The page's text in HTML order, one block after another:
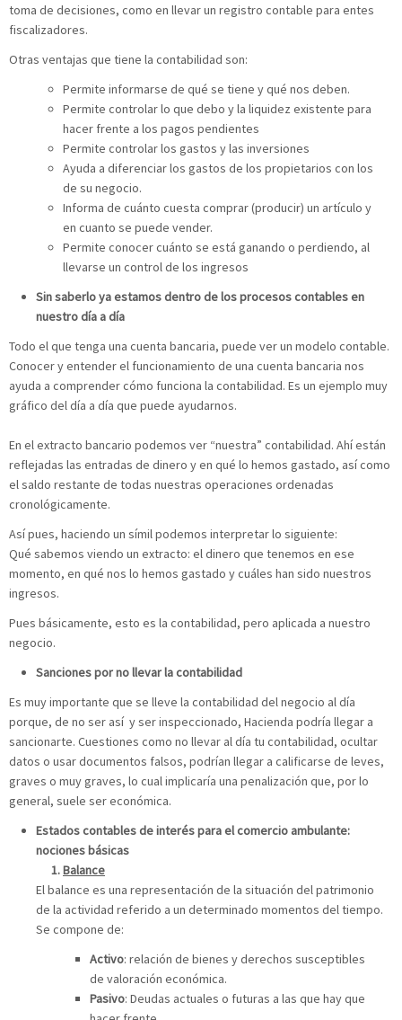
toma de decisiones, como en llevar un registro contable para entes
fiscalizadores.
Otras ventajas que tiene la contabilidad son:
Permite informarse de qué se tiene y qué nos deben.
Permite controlar lo que debo y la liquidez existente para
hacer frente a los pagos pendientes
Permite controlar los gastos y las inversiones
Ayuda a diferenciar los gastos de los propietarios con los
de su negocio.
Informa de cuánto cuesta comprar (producir) un artículo y
en cuanto se puede vender.
Permite conocer cuánto se está ganando o perdiendo, al
llevarse un control de los ingresos
Sin saberlo ya estamos dentro de los procesos contables en
nuestro día a día
Todo el que tenga una cuenta bancaria, puede ver un modelo contable.
Conocer y entender el funcionamiento de una cuenta bancaria nos
ayuda a comprender cómo funciona la contabilidad. Es un ejemplo muy
gráfico del día a día que puede ayudarnos.
En el extracto bancario podemos ver “nuestra” contabilidad. Ahí están
reflejadas las entradas de dinero y en qué lo hemos gastado, así como
el saldo restante de todas nuestras operaciones ordenadas
cronológicamente.
Así pues, haciendo un símil podemos interpretar lo siguiente:
Qué sabemos viendo un extracto: el dinero que tenemos en ese
momento, en qué nos lo hemos gastado y cuáles han sido nuestros
ingresos.
Pues básicamente, esto es la contabilidad, pero aplicada a nuestro
negocio.
Sanciones por no llevar la contabilidad
Es muy importante que se lleve la contabilidad del negocio al día
porque, de no ser así y ser inspeccionado, Hacienda podría llegar a
sancionarte. Cuestiones como no llevar al día tu contabilidad, ocultar
datos o usar documentos falsos, podrían llegar a calificarse de leves,
graves o muy graves, lo cual implicaría una penalización que, por lo
general, suele ser económica.
Estados contables de interés para el comercio ambulante:
nociones básicas
Balance
El balance es una representación de la situación del patrimonio
de la actividad referido a un determinado momentos del tiempo.
Se compone de:
Activo: relación de bienes y derechos susceptibles
de valoración económica.
Pasivo: Deudas actuales o futuras a las que hay que